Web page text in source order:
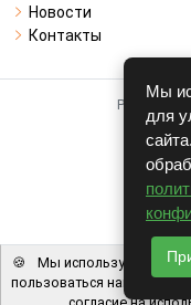
Новости
Контакты
Работает
©
Мы
для
🍪
Мы используем
пользоваться нашим